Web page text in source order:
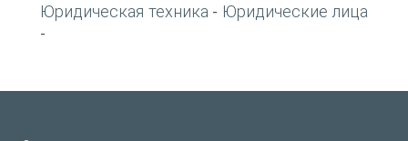
Юридическая техника - Юридические лица
-